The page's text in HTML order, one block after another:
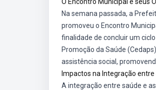
Na semana passada, a
promoveu o Encontro
finalidade de concluir um
Promoção da Saúde
assistência social,
Impactos na Integração
A integração entre saúde e